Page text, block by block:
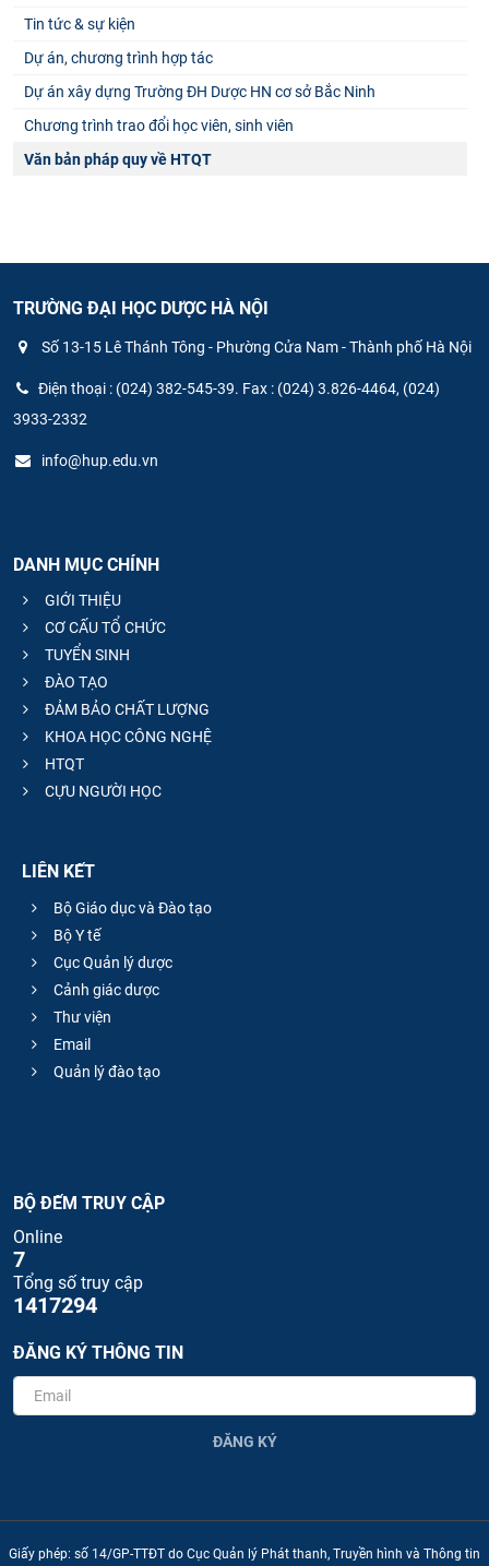
Tin tức & sự kiện
Dự án, chương trình hợp tác
Dự án xây dựng Trường ĐH Dược HN cơ sở Bắc Ninh
Chương trình trao đổi học viên, sinh viên
Văn bản pháp quy về HTQT
TRƯỜNG ĐẠI HỌC DƯỢC HÀ NỘI
Số 13-15 Lê Thánh Tông - Phường Cửa Nam - Thành phố Hà Nội
Điện thoại : (024) 382-545-39. Fax : (024) 3.826-4464, (024)
3933-2332
info@hup.edu.vn
DANH MỤC CHÍNH
GIỚI THIỆU
CƠ CẤU TỔ CHỨC
TUYỂN SINH
ĐÀO TẠO
ĐẢM BẢO CHẤT LƯỢNG
KHOA HỌC CÔNG NGHỆ
HTQT
CỰU NGƯỜI HỌC
LIÊN KẾT
Bộ Giáo dục và Đào tạo
Bộ Y tế
Cục Quản lý dược
Cảnh giác dược
Thư viện
Email
Quản lý đào tạo
BỘ ĐẾM TRUY CẬP
Online
7
Tổng số truy cập
1417294
ĐĂNG KÝ THÔNG TIN
ĐĂNG KÝ
Giấy phép: số 14/GP-TTĐT do Cục Quản lý Phát thanh, Truyền hình và Thông tin